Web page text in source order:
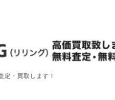
定・買取します！